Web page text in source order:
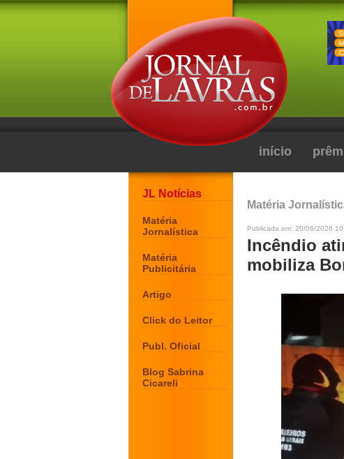
início
JL Notícias
Matéria
Jornalística
Matéria
Publicitária
Artigo
Click do Leitor
Publ. Oficial
Blog Sabrina
Cicareli
Matéria
Publicada em: 20/06/2026
Incêndio
mobiliza